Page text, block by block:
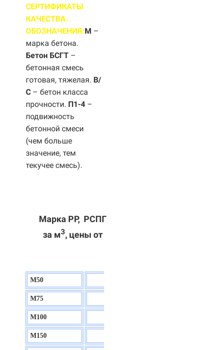
СЕРТИФИКАТЫ
КАЧЕСТВА.
ОБОЗНАЧЕНИЯ:М –
марка бетона.
Бетон БСГТ –
бетонная смесь
готовая, тяжелая. B/
С – бетон класса
прочности. П1-4 –
подвижность
бетонной смеси
(чем больше
значение, тем
текучее смесь).
Марка РР, РСПГ
за м3, цены от
М50
М75
М100
М150